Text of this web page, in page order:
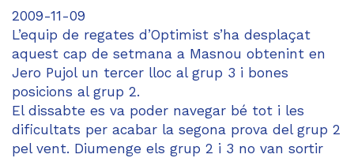
2009-11-09
L’equip de regates d’Optimist s’ha desplaçat
aquest cap de setmana a Masnou obtenint en
Jero Pujol un tercer lloc al grup 3 i bones
posicions al grup 2.
El dissabte es va poder navegar bé tot i les
dificultats per acabar la segona prova del grup 2
pel vent. Diumenge els grup 2 i 3 no van sortir